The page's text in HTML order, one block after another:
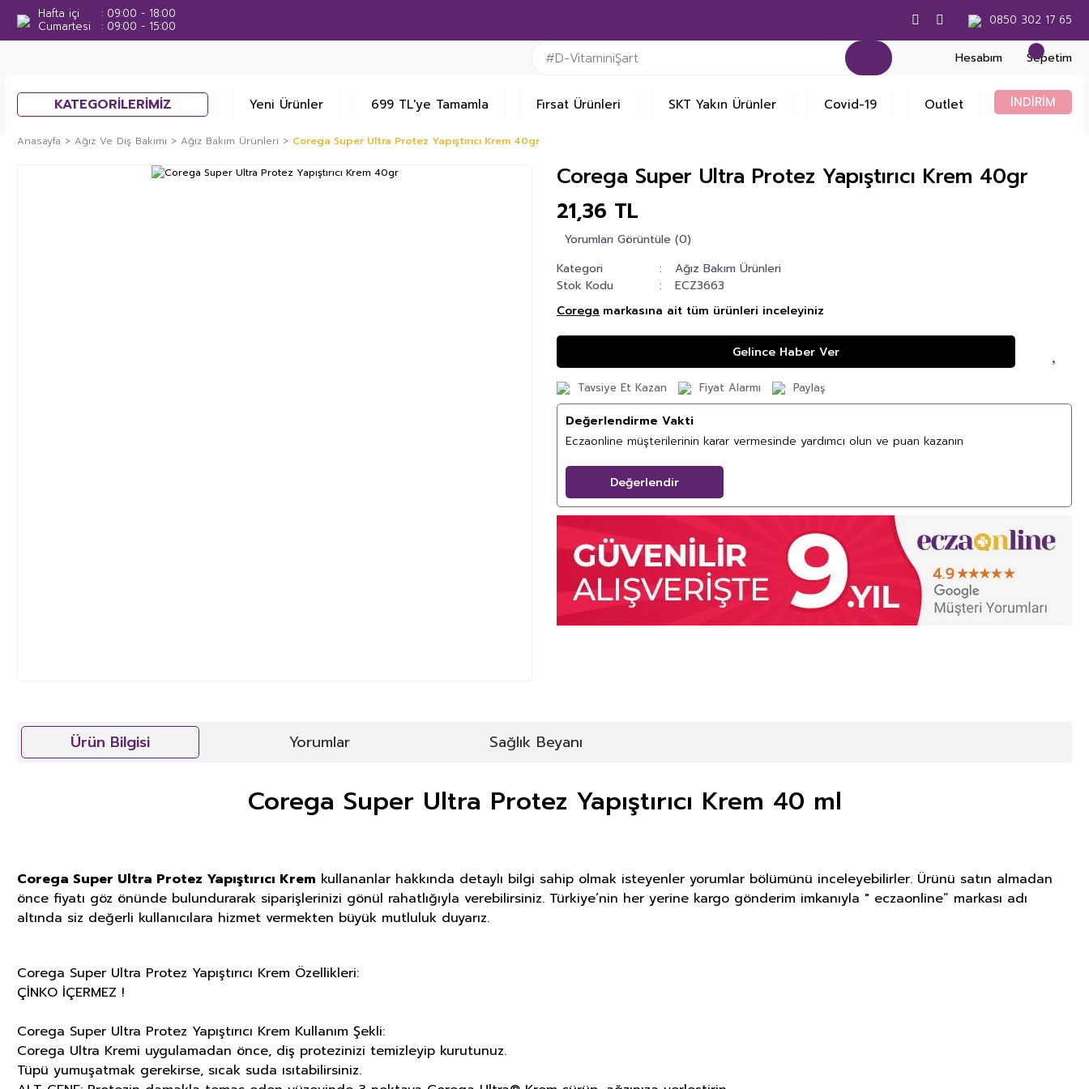
Hafta içi
09:00 - 18:00
Cumartesi
09:00 - 15:00 0850 302 17 65
Hesabım Sepetim
KATEGORİLERİMİZ Yeni Ürünler 699 TL'ye Tamamla Fırsat Ürünleri SKT Yakın Ürünler Covid-19 Outlet İNDİRİM
Anasayfa Ağız Ve Diş Bakımı Ağız Bakım Ürünleri Corega Super Ultra Protez Yapıştırıcı Krem 40gr
Corega Super Ultra Protez Yapıştırıcı Krem 40gr
21,36 TL
Yorumları Görüntüle (0)
Kategori
Ağız Bakım Ürünleri
Stok Kodu
ECZ3663
Corega markasına ait tüm ürünleri inceleyiniz
Gelince Haber Ver
Tavsiye Et Kazan Fiyat Alarmı Paylaş
Değerlendirme Vakti
Eczaonline müşterilerinin karar vermesinde yardımcı olun ve puan kazanın
Değerlendir
Ürün Bilgisi Yorumlar Sağlık Beyanı
Corega Super Ultra Protez Yapıştırıcı Krem 40 ml
Corega Super Ultra Protez Yapıştırıcı Krem kullananlar hakkında detaylı bilgi sahip olmak isteyenler yorumlar bölümünü inceleyebilirler. Ürünü satın almadan
önce fiyatı göz önünde bulundurarak siparişlerinizi gönül rahatlığıyla verebilirsiniz. Türkiye’nin her yerine kargo gönderim imkanıyla " eczaonline” markası adı
altında siz değerli kullanıcılara hizmet vermekten büyük mutluluk duyarız.
Corega Super Ultra Protez Yapıştırıcı Krem Özellikleri:
ÇİNKO İÇERMEZ !
Corega Super Ultra Protez Yapıştırıcı Krem Kullanım Şekli:
Corega Ultra Kremi uygulamadan önce, diş protezinizi temizleyip kurutunuz.
Tüpü yumuşatmak gerekirse, sıcak suda ısıtabilirsiniz.